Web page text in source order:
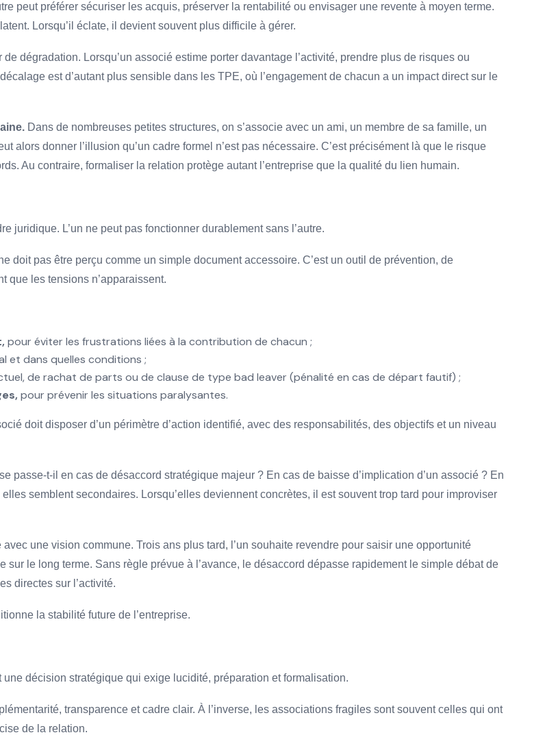
peut préférer sécuriser les acquis, préserver la rentabilité ou envisager une revente à moyen terme.
Lorsqu’il éclate, il devient souvent plus difficile à gérer.
dégradation. Lorsqu’un associé estime porter davantage l’activité, prendre plus de risques ou
est d’autant plus sensible dans les TPE, où l’engagement de chacun a un impact direct sur le
Dans de nombreuses petites structures, on s’associe avec un ami, un membre de sa famille, un
donner l’illusion qu’un cadre formel n’est pas nécessaire. C’est précisément là que le risque
Au contraire, formaliser la relation protège autant l’entreprise que la qualité du lien humain.
juridique. L’un ne peut pas fonctionner durablement sans l’autre.
doit pas être perçu comme un simple document accessoire. C’est un outil de prévention, de
que les tensions n’apparaissent.
pour éviter les frustrations liées à la contribution de chacun ;
et dans quelles conditions ;
de rachat de parts ou de clause de type bad leaver (pénalité en cas de départ fautif) ;
pour prévenir les situations paralysantes.
doit disposer d’un périmètre d’action identifié, avec des responsabilités, des objectifs et un niveau
passe-t-il en cas de désaccord stratégique majeur ? En cas de baisse d’implication d’un associé ? En
semblent secondaires. Lorsqu’elles deviennent concrètes, il est souvent trop tard pour improviser
une vision commune. Trois ans plus tard, l’un souhaite revendre pour saisir une opportunité
sur le long terme. Sans règle prévue à l’avance, le désaccord dépasse rapidement le simple débat de
directes sur l’activité.
la stabilité future de l’entreprise.
une décision stratégique qui exige lucidité, préparation et formalisation.
transparence et cadre clair. À l’inverse, les associations fragiles sont souvent celles qui ont
de la relation.